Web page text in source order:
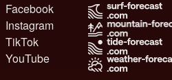
Facebook
Instagram
TikTok
YouTube